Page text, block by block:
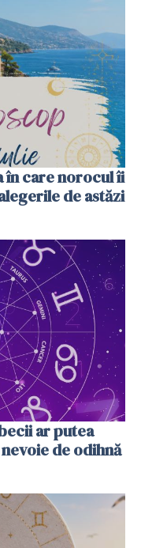
în care norocul îi
de astăzi
ar putea
de odihnă